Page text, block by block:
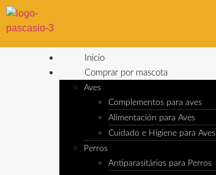
Inicio
Comprar por mascota
Aves
Complementos para aves
Alimentación para Aves
Cuidado e Higiene para Aves
Perros
Antiparasitários para Perros